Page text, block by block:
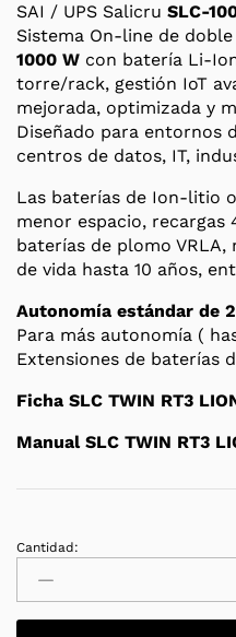
SAI / UPS Salicru SLC-
Sistema On-line de
1000 W con batería Li-
torre/rack, gestión IoT
mejorada, optimizada y
Diseñado para entornos
centros de datos, IT,
Las baterías de Ion-litio
menor espacio, recargas
baterías de plomo
de vida hasta 10 años,
Autonomía estándar de
Para más autonomía (
Extensiones de baterías
Ficha SLC TWIN RT3
Manual SLC TWIN RT3
SAI
UPS
Cantidad: